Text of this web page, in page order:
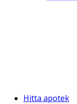
Hitta apotek